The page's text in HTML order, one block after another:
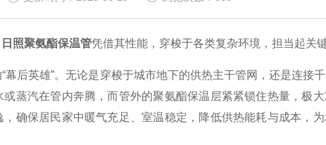
日照聚氨酯保温管凭借其性能，穿梭于各类复杂环境，担当起关
英雄”。无论是穿梭于城市地下的供热主干管网，还是连接
蒸汽在管内奔腾，而管外的聚氨酯保温层紧紧锁住热量，极
确保居民家中暖气充足、室温稳定，降低供热能耗与成本，